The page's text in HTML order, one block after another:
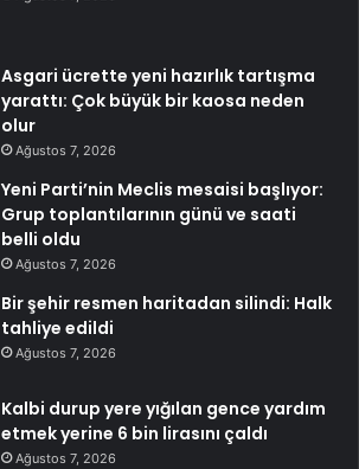
Asgari ücrette yeni hazırlık tartışma
yarattı: Çok büyük bir kaosa neden
olur
Ağustos 7, 2026
Yeni Parti’nin Meclis mesaisi başlıyor:
Grup toplantılarının günü ve saati
belli oldu
Ağustos 7, 2026
Bir şehir resmen haritadan silindi: Halk
tahliye edildi
Ağustos 7, 2026
Kalbi durup yere yığılan gence yardım
etmek yerine 6 bin lirasını çaldı
Ağustos 7, 2026